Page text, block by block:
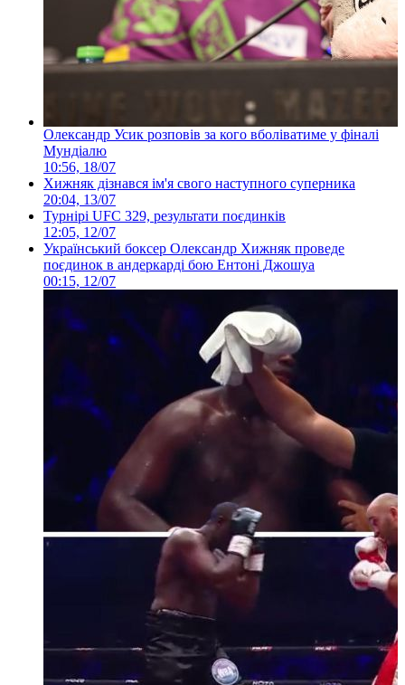
Олександр Усик розповів за кого вболіватиме у фіналі
Мундіалю
10:56, 18/07
Хижняк дізнався ім'я свого наступного суперника
20:04, 13/07
Турнірі UFC 329, результати поєдинків
12:05, 12/07
Український боксер Олександр Хижняк проведе
поєдинок в андеркарді бою Ентоні Джошуа
00:15, 12/07